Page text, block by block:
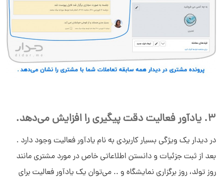
3. یادآور فعالیت دقت پیگیری را افزایش می­‌دهد.
در دیدار یک ویژگی بسیار کاربردی به نام یادآور فعالیت وجود دارد .
بعد از ثبت جزئیات و دانستن اطلاعاتی خاص در مورد مشتری مانند
روز تولد، روز برگزاری نمایشگاه و .. می­‌توان یک یادآور فعالیت برای